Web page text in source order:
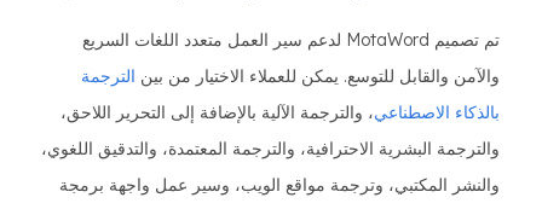
تم تصميم MotaWord لدعم سير العمل متعدد اللغات السريع
والآمن والقابل للتوسع. يمكن للعملاء الاختيار من بين الترجمة
بالذكاء الاصطناعي، والترجمة الآلية بالإضافة إلى التحرير اللاحق،
والترجمة البشرية الاحترافية، والترجمة المعتمدة، والتدقيق اللغوي،
والنشر المكتبي، وترجمة مواقع الويب، وسير عمل واجهة برمجة